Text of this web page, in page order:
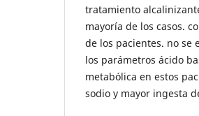
tratamiento
mayoría de los casos.
de los pacientes. no se
los parámetros ácido
metabólica en estos
sodio y mayor ingesta